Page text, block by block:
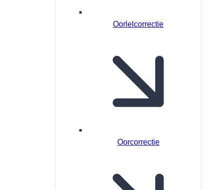
Oorlelcorrectie
Oorcorrectie